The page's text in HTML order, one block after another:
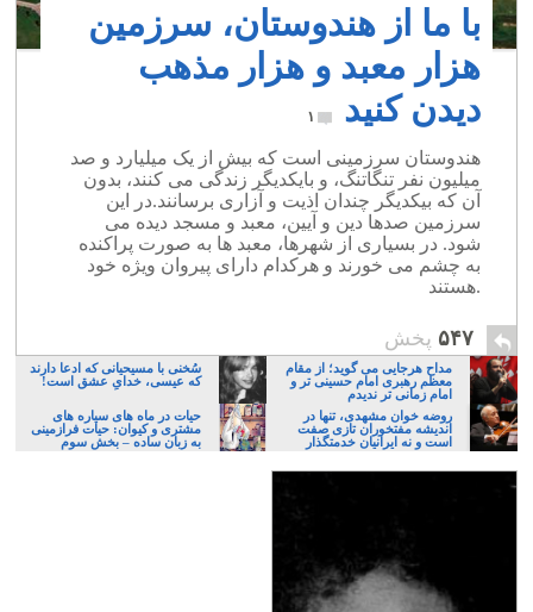
با ما از هندوستان، سرزمین
هزار معبد و هزار مذهب
دیدن کنید
۱
هندوستان سرزمینی است که بیش از یک میلیارد و صد
میلیون نفر تنگاتنگ، و بایکدیگر زندگی می کنند، بدون
آن که بیکدیگر چندان اذیت و آزاری برسانند.در این
شود. در بسیاری از شهرها، معبد ها به صورت پراکنده
به چشم می خورند و هرکدام دارای پیروان ویژه خود
هستند.
۵۴۷ پخش
مداح هرجایی می گوید؛ از مقام
معظم رهبری امام حسینی تر و
امام زمانی تر ندیدم
سُخنی با مسیحیانی که ادعا دارند
که عیسی، خدایِ عشق است!
روضه خوان مشهدی، تنها در
اندیشه مفتخوران تازی صفت
است و نه ایرانیان خدمتگذار
حیات در ماه های سیاره های
مشتری و کیوان: حیات فرازمینی
به زبان ساده – بخش سوم